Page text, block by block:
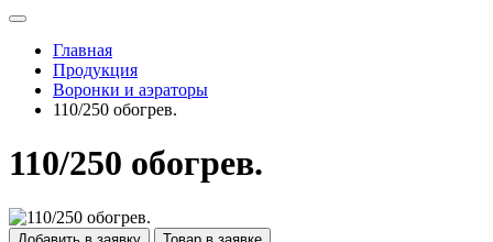
Главная
Продукция
Воронки и аэраторы
110/250 обогрев.
110/250 обогрев.